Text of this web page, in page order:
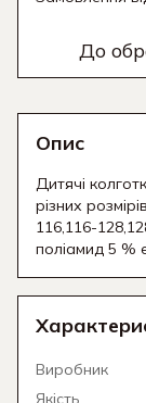
До
Опис
Дитячі
різних
116,116-
поліамид 5 %
Виробник
Якість